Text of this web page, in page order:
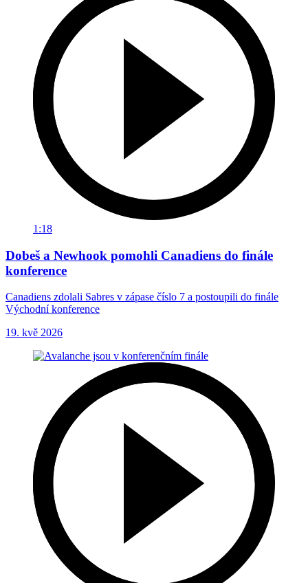
1:18
Dobeš a Newhook pomohli Canadiens do finále
konference
Canadiens zdolali Sabres v zápase číslo 7 a postoupili do finále
Východní konference
19. kvě 2026